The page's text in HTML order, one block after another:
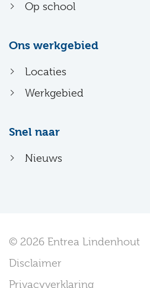
Op school
Ons werkgebied
Locaties
Werkgebied
Snel naar
Nieuws
© 2026 Entrea Lindenhout
Disclaimer
Privacyverklaring